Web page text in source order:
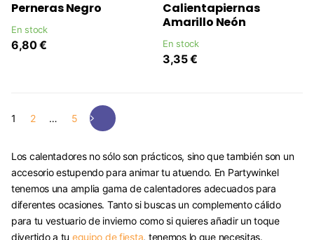
Perneras Negro
En stock
6,80 €
Calientapiernas
Amarillo Neón
En stock
3,35 €
1 2 … 5
Los calentadores no sólo son prácticos, sino que también son un
accesorio estupendo para animar tu atuendo. En Partywinkel
tenemos una amplia gama de calentadores adecuados para
diferentes ocasiones. Tanto si buscas un complemento cálido
para tu vestuario de invierno como si quieres añadir un toque
divertido a tu equipo de fiesta, tenemos lo que necesitas.